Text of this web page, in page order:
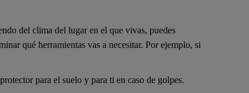
del clima del lugar en el que vivas, puedes
qué herramientas vas a necesitar. Por ejemplo, si
para el suelo y para ti en caso de golpes.